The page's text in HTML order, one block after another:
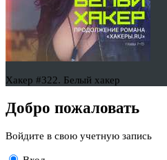
Хакер #322. Белый хакер
Добро пожаловать
Войдите в свою учетную запись